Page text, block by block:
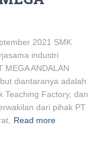
2021 SMK
industri
ANDALAN
diantaranya adalah
Teaching Factory, dan
dari pihak PT
Read more